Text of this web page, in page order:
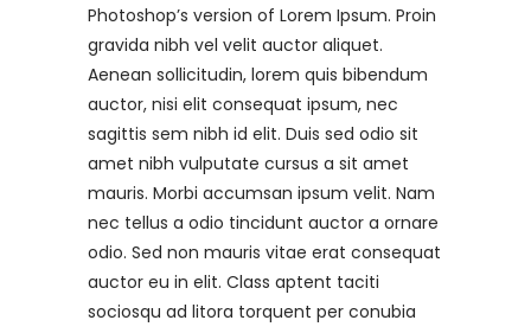
Photoshop’s version of Lorem Ipsum. Proin
gravida nibh vel velit auctor aliquet.
Aenean sollicitudin, lorem quis bibendum
auctor, nisi elit consequat ipsum, nec
sagittis sem nibh id elit. Duis sed odio sit
amet nibh vulputate cursus a sit amet
mauris. Morbi accumsan ipsum velit. Nam
nec tellus a odio tincidunt auctor a ornare
odio. Sed non mauris vitae erat consequat
auctor eu in elit. Class aptent taciti
sociosqu ad litora torquent per conubia